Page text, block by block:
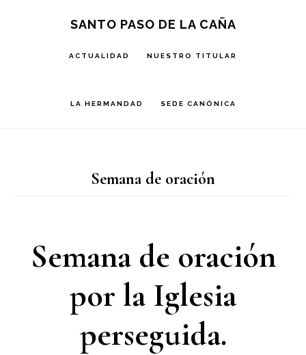
SANTO PASO DE LA CAÑA
ACTUALIDAD NUESTRO TITULAR
LA HERMANDAD SEDE CANÓNICA
Semana de oración
Semana de oración
por la Iglesia
perseguida.